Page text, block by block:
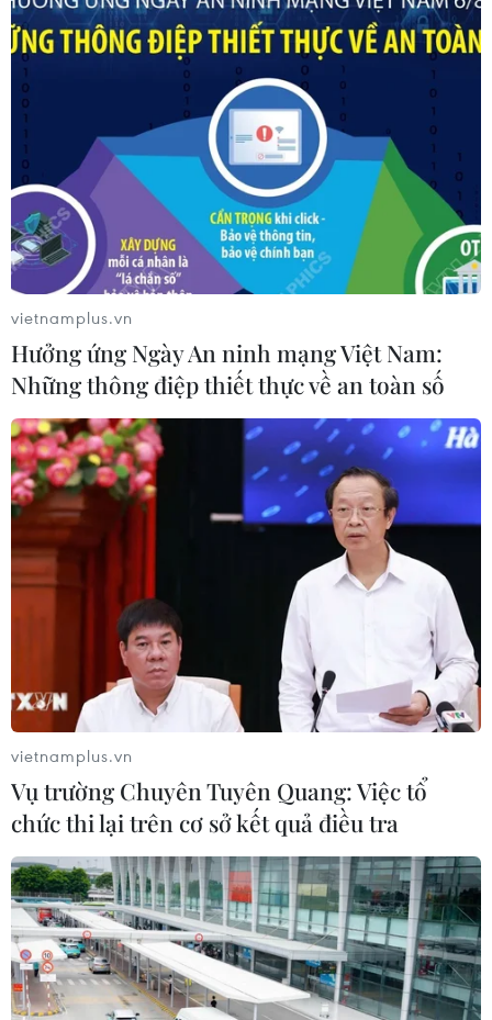
vietnamplus.vn
Hưởng ứng Ngày An ninh mạng Việt Nam:
Những thông điệp thiết thực về an toàn số
vietnamplus.vn
Vụ trường Chuyên Tuyên Quang: Việc tổ
chức thi lại trên cơ sở kết quả điều tra